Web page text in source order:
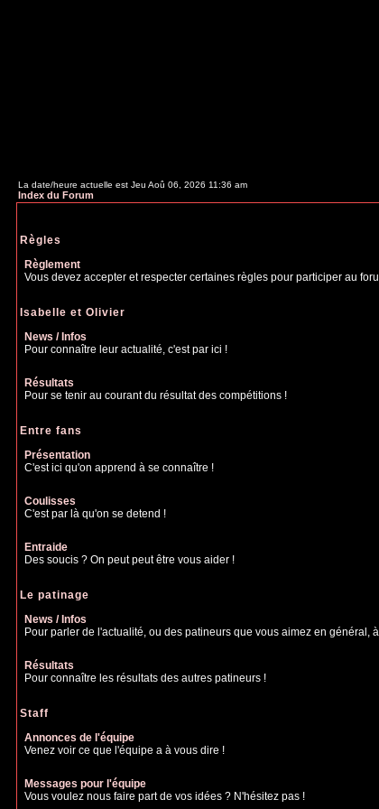
La date/heure actuelle est Jeu Aoû 06, 2026 11:36 am
Index du Forum
Règles
Règlement
Vous devez accepter et respecter certaines règles pour participer au
Isabelle et Olivier
News / Infos
Pour connaître leur actualité, c'est par ici !
Résultats
Pour se tenir au courant du résultat des compétitions !
Entre fans
Présentation
C'est ici qu'on apprend à se connaître !
Coulisses
C'est par là qu'on se detend !
Entraide
Des soucis ? On peut peut être vous aider !
Le patinage
News / Infos
Pour parler de l'actualité, ou des patineurs que vous aimez en général,
Résultats
Pour connaître les résultats des autres patineurs !
Staff
Annonces de l'équipe
Venez voir ce que l'équipe a à vous dire !
Messages pour l'équipe
Vous voulez nous faire part de vos idées ? N'hésitez pas !